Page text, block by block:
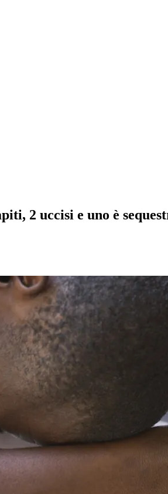
2 uccisi e uno è